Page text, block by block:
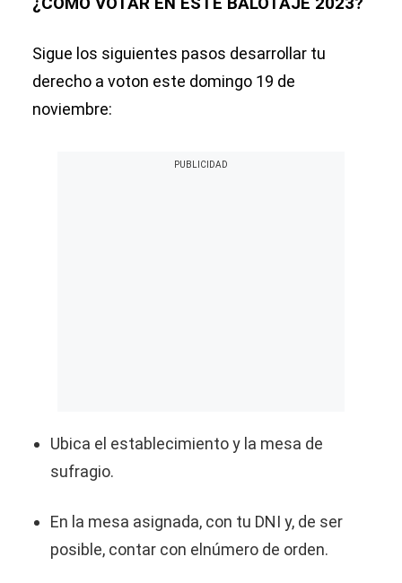
Sigue los siguientes pasos desarrollar tu
derecho a voton este domingo 19 de
noviembre:
Ubica el establecimiento y la mesa de
sufragio.
En la mesa asignada, con tu DNI y, de ser
posible, contar con elnúmero de orden.